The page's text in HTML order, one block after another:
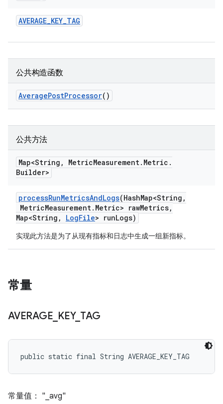
AVERAGE_KEY_TAG
公共构造函数
AveragePostProcessor()
公共方法
Map<String , MetricMeasurement. Metric .
Builder>
processRunMetricsAndLogs(HashMap<String ,
MetricMeasurement. Metric> rawMetrics,
Map<String , LogFile> runLogs)
实现此方法是为了从现有指标和日志中生成一组新指标。
常量
AVERAGE KEY_ TAG
public static final String AVERAGE_KEY_TAG
常量值： "_avg"